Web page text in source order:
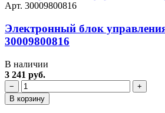
Арт. 30009800816
Электронный блок
30009800816
В наличии
3 241 руб.
−
+
В корзину